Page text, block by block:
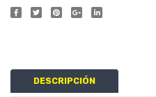
DESCRIPCIÓN